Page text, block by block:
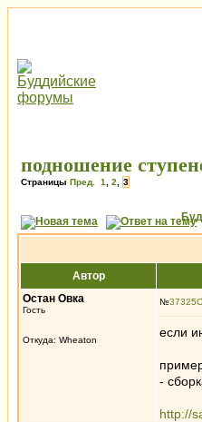
подношение
Страницы Пред. 1 2 3
Автор
Остан Овка
Гость
Откуда: Wheaton
№37325
если
-
http://